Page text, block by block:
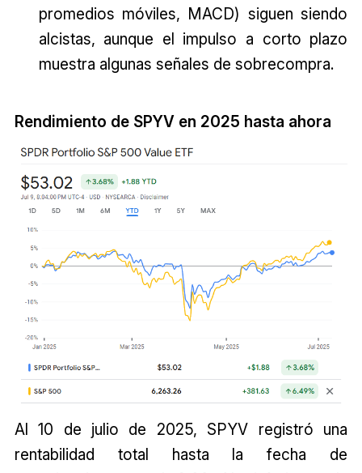
promedios móviles, MACD) siguen siendo
alcistas, aunque el impulso a corto plazo
muestra algunas señales de sobrecompra.
Rendimiento de SPYV en 2025 hasta ahora
Al 10 de julio de 2025, SPYV registró una
rentabilidad total hasta la fecha de